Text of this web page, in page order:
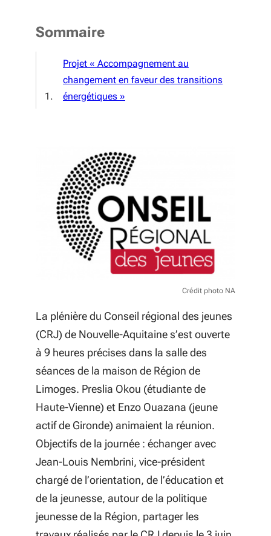
Sommaire
Projet « Accompagnement au
changement en faveur des transitions
énergétiques »
Crédit photo NA
La plénière du Conseil régional des jeunes
(CRJ) de Nouvelle-Aquitaine s’est ouverte
à 9 heures précises dans la salle des
séances de la maison de Région de
Limoges. Preslia Okou (étudiante de
Haute-Vienne) et Enzo Ouazana (jeune
actif de Gironde) animaient la réunion.
Objectifs de la journée : échanger avec
Jean-Louis Nembrini, vice-président
chargé de l’orientation, de l’éducation et
de la jeunesse, autour de la politique
jeunesse de la Région, partager les